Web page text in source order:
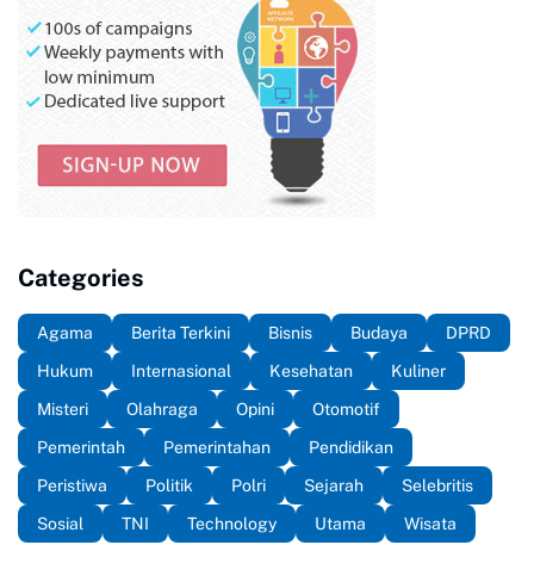
Categories
Agama Berita Terkini Bisnis Budaya
DPRD
Hukum
Internasional Kesehatan
Kuliner
Misteri
Olahraga Opini
Otomotif
Pemerintah
Pemerintahan
Pendidikan
Peristiwa
Politik Polri Sejarah
Selebritis
Sosial
TNI Technology Utama Wisata